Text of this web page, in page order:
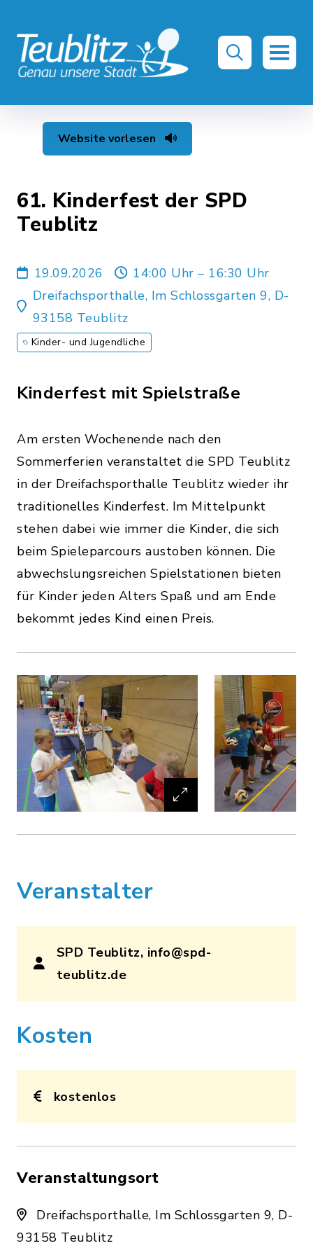
Website vorlesen
61. Kinderfest der SPD
Teublitz
19.09.2026
14:00 Uhr – 16:30 Uhr
Dreifachsporthalle, Im Schlossgarten 9, D-
93158 Teublitz
Kinder- und Jugendliche
Kinderfest mit Spielstraße
Am ersten Wochenende nach den
Sommerferien veranstaltet die SPD Teublitz
in der Dreifachsporthalle Teublitz wieder ihr
traditionelles Kinderfest. Im Mittelpunkt
stehen dabei wie immer die Kinder, die sich
beim Spieleparcours austoben können. Die
abwechslungsreichen Spielstationen bieten
für Kinder jeden Alters Spaß und am Ende
bekommt jedes Kind einen Preis.
Veranstalter
SPD Teublitz, info@spd-
teublitz.de
Kosten
kostenlos
Veranstaltungsort
Dreifachsporthalle, Im Schlossgarten 9, D-
93158 Teublitz